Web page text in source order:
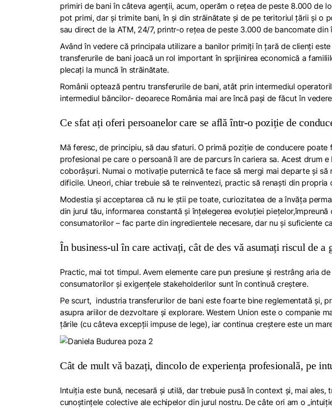
primiri de bani în câteva agenții, acum, operăm o rețea de peste 8.000 de
pot primi, dar și trimite bani, în și din străinătate și de pe teritoriul țării și o
sau direct de la ATM, 24/7, printr-o rețea de peste 3.000 de bancomate din
Având în vedere că principala utilizare a banilor primiți în țară de clienți
transferurile de bani joacă un rol important în sprijinirea economică a
plecați la muncă în străinătate.
Românii optează pentru transferurile de bani, atât prin intermediul
intermediul băncilor- deoarece România mai are încă pași de făcut în
Ce sfat ați oferi persoanelor care se află într-o poziție de
Mă feresc, de principiu, să dau sfaturi. O primă poziție de conducere poate
profesional pe care o persoană îl are de parcurs în cariera sa. Acest drum
coborâșuri. Numai o motivație puternică te face să mergi mai departe și
dificile. Uneori, chiar trebuie să te reinventezi, practic să renaști din propria
Modestia și acceptarea că nu le știi pe toate, curiozitatea de a învăța
din jurul tău, informarea constantă și înțelegerea evoluției
consumatorilor – fac parte din ingredientele necesare, dar nu și suficiente
În business-ul în care activați, cât de des vă asumați riscul de a
Practic, mai tot timpul. Avem elemente care pun presiune și restrâng aria
consumatorilor și exigențele stakeholderilor sunt în continuă creștere.
Pe scurt, industria transferurilor de bani este foarte bine reglementată și,
asupra ariilor de dezvoltare și explorare. Western Union este o companie
țările (cu câteva excepții impuse de lege), iar continua creștere este un
Cât de mult vă bazați, dincolo de experiența profesională, pe
Intuiția este bună, necesară și utilă, dar trebuie pusă în context și, mai ales,
cunoștințele colective ale echipelor din jurul nostru. De câte ori am o